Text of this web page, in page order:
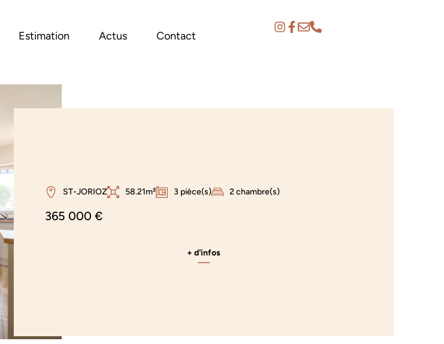
Estimation Actus Contact
ST-JORIOZ 58.21m² 3 pièce(s) 2 chambre(s)
365 000 €
+ d'infos